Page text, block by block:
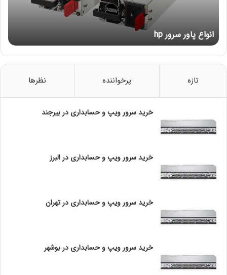
ر
و
ر
انواع پاور سرور hp
تازه پرخواننده نظرها
خرید سرور ویپ و حسابداری در بیرجند
خرید سرور ویپ و حسابداری در البرز
خرید سرور ویپ و حسابداری در تهران
خرید سرور ویپ و حسابداری در بوشهر